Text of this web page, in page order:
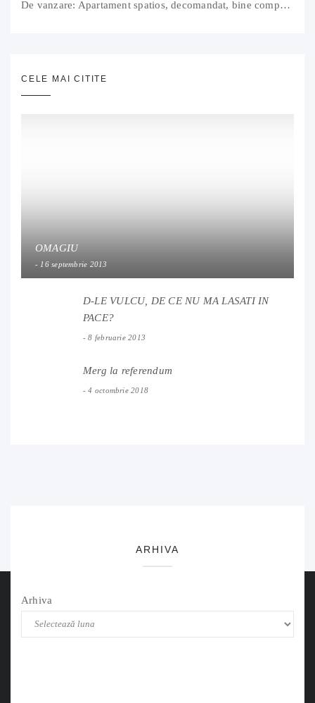
De vanzare: Apartament spatios, decomandat, bine compartimentat, 3 camere, 2 bai, bucatarie, suprafață utilă de 64 mp + 3 balcoane (11 mp), strada Barierei, zona Dragos Voda Oradea. 89 500 E (neg). Comision 0
CELE MAI CITITE
OMAGIU
16 septembrie 2013
D-LE VULCU, DE CE NU MA LASATI IN
PACE?
8 februarie 2013
Merg la referendum
4 octombrie 2018
ARHIVA
Arhiva